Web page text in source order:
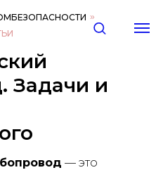
»
Задачи и
— это